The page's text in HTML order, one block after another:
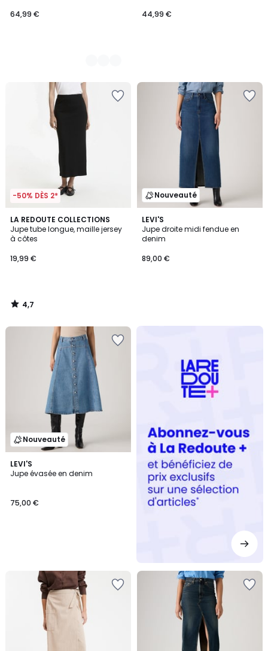
64,99 €
44,99 €
-50% DÈS 2*
LA REDOUTE COLLECTIONS
Jupe tube longue, maille jersey
à côtes
19,99 €
4,7
/ 5
4,7
/
Nouveauté
LEVI'S
Jupe droite midi fendue en
denim
89,00 €
Nouveauté
LEVI'S
Jupe évasée en denim
75,00 €